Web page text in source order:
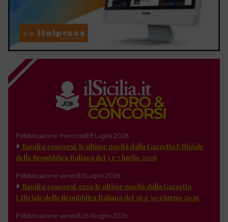
Pubblicazione: mercoledì 8 Luglio 2026
Bandi e concorsi: le ultime novità dalla Gazzetta Ufficiale
della Repubblica Italiana del 3 e 7 luglio 2026
Pubblicazione: venerdì 3 Luglio 2026
Bandi e concorsi: ecco le ultime novità dalla Gazzetta
Ufficiale della Repubblica Italiana del 26 e 30 giugno 2026
Pubblicazione: venerdì 26 Giugno 2026